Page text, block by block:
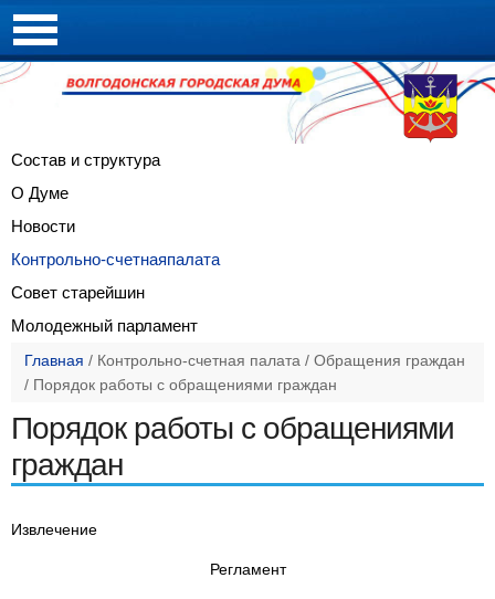
Состав и структура
О Думе
Новости
Контрольно-счетнаяпалата
Совет старейшин
Молодежный парламент
Главная / Контрольно-счетная палата / Обращения граждан
/ Порядок работы с обращениями граждан
Порядок работы с обращениями
граждан
Извлечение
Регламент